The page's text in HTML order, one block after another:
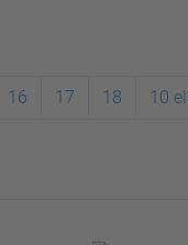
16 17 18 10